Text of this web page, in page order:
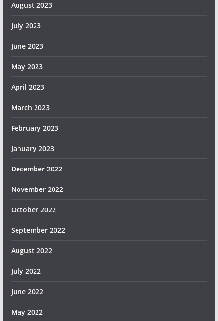
August 2023
July 2023
June 2023
May 2023
April 2023
March 2023
February 2023
January 2023
December 2022
November 2022
October 2022
September 2022
August 2022
July 2022
June 2022
May 2022